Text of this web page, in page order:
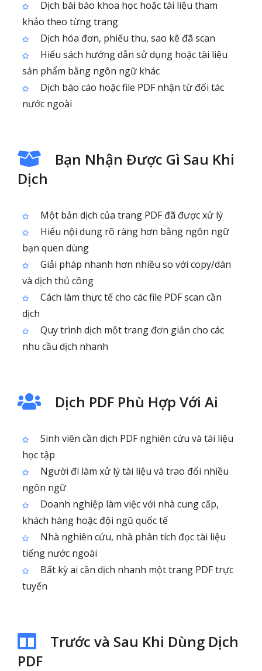
Dịch bài báo khoa học hoặc tài liệu tham
khảo theo từng trang
Dịch hóa đơn, phiếu thu, sao kê đã scan
Hiểu sách hướng dẫn sử dụng hoặc tài liệu
sản phẩm bằng ngôn ngữ khác
Dịch báo cáo hoặc file PDF nhận từ đối tác
nước ngoài
Bạn Nhận Được Gì Sau Khi
Dịch
Một bản dịch của trang PDF đã được xử lý
Hiểu nội dung rõ ràng hơn bằng ngôn ngữ
bạn quen dùng
Giải pháp nhanh hơn nhiều so với copy/dán
và dịch thủ công
Cách làm thực tế cho các file PDF scan cần
dịch
Quy trình dịch một trang đơn giản cho các
nhu cầu dịch nhanh
Dịch PDF Phù Hợp Với Ai
Sinh viên cần dịch PDF nghiên cứu và tài liệu
học tập
Người đi làm xử lý tài liệu và trao đổi nhiều
ngôn ngữ
Doanh nghiệp làm việc với nhà cung cấp,
khách hàng hoặc đội ngũ quốc tế
Nhà nghiên cứu, nhà phân tích đọc tài liệu
tiếng nước ngoài
Bất kỳ ai cần dịch nhanh một trang PDF trực
tuyến
Trước và Sau Khi Dùng Dịch
PDF